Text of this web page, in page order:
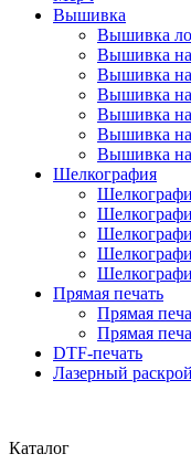
Вышивка
Вышивка
Вышивка
Вышивка
Вышивка
Вышивка
Вышивка
Вышивка на
Шелкография
Прямая печать
Прямая
Прямая
DTF-печать
Лазерный раскрой
Каталог